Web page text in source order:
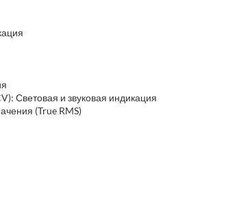
Световая и звуковая индикация
(True RMS)